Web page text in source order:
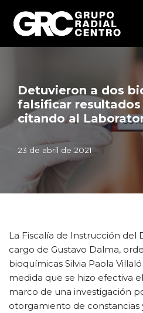
Saltar
al
Detuvieron a dos
falsificar resultados
citando al
23 de abril de 2021
La Fiscalía de Instrucción del
cargo de Gustavo Dalma,
bioquímicas Silvia Paola
medida que se hizo efectiva
marco de una investigación
otorgamiento de constancias